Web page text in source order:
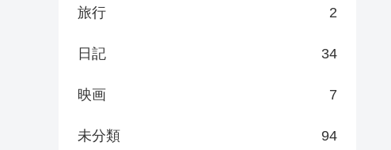
旅行 2
日記 34
映画 7
未分類 94